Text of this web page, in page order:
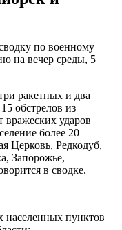
по военному
на вечер среды, 5
ракетных и два
обстрелов из
вражеских ударов
более 20
Церковь, Редкодуб,
Запорожье,
в сводке.
населенных пунктов